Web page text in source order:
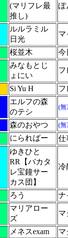
(マリフレ最
推し)
ぽ
ルルラミル
日光
マ
桜並木 今
みなもとじ
ょにい
フ
Si Yu H
エルフの森
のテシ
(無
森のおやつ (無
にらればー 仕
ゆきひと
RR【バカタ
レ宝鐘サー
カス団】
冷
ろう ナ
マリアロー
ズ
マ
メネスexam
マ